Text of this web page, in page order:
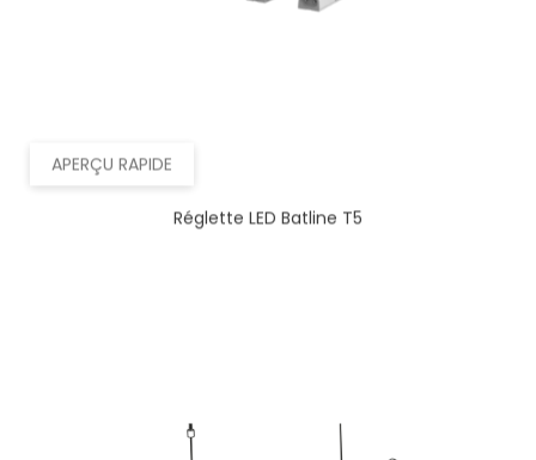
APERÇU RAPIDE
Réglette LED Batline T5